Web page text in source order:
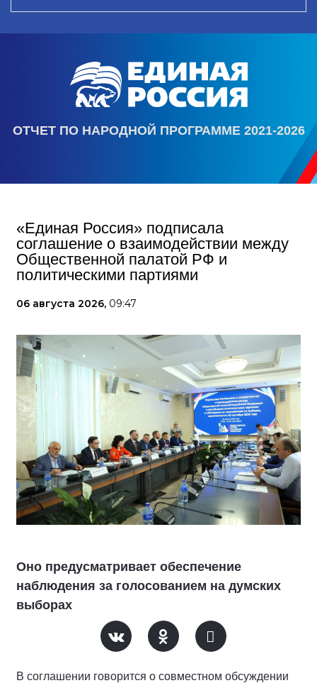
ОТЧЕТ ПО НАРОДНОЙ ПРОГРАММЕ 2021-2026
«Единая Россия» подписала
соглашение о взаимодействии между
Общественной палатой РФ и
политическими партиями
06 августа 2026, 09:47
Оно предусматривает обеспечение
наблюдения за голосованием на думских
выборах
В соглашении говорится о совместном обсуждении